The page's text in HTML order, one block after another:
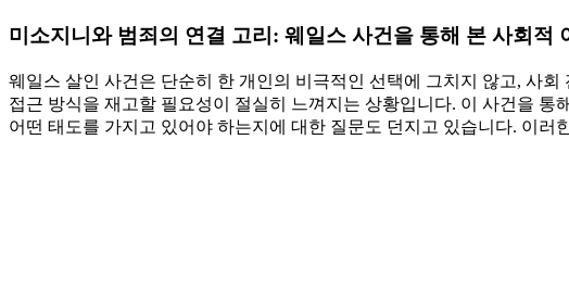
미소지니와 범죄의 연결 고리: 웨일스 사건을 통해 본 사회적
웨일스 살인 사건은 단순히 한 개인의 비극적인 선택에 그치지 않고, 사
접근 방식을 재고할 필요성이 절실히 느껴지는 상황입니다. 이 사건을
어떤 태도를 가지고 있어야 하는지에 대한 질문도 던지고 있습니다. 이